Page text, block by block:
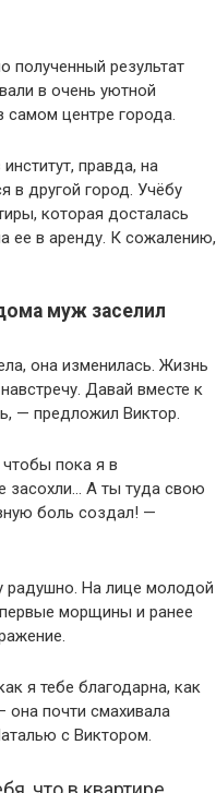
полученный результат
в очень уютной
самом центре города.
правда, на
в другой город. Учёбу
которая досталась
ее в аренду. К сожалению,
муж заселил
она изменилась. Жизнь
Давай вместе к
— предложил Виктор.
пока я в
засохли… А ты туда свою
боль создал! —
радушно. На лице молодой
морщины и ранее
я тебе благодарна, как
почти смахивала
с Виктором.